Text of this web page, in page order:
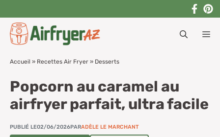
contenu
Accueil » Recettes Air Fryer » Desserts
Popcorn au caramel au
airfryer parfait, ultra facile
PUBLIÉ LE02/06/2026PARADÈLE LE MARCHANT